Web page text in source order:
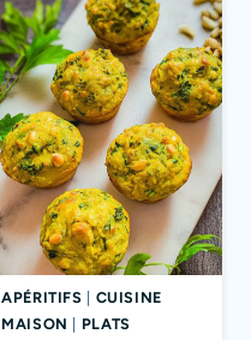
APÉRITIFS
CUISINE
MAISON
PLATS